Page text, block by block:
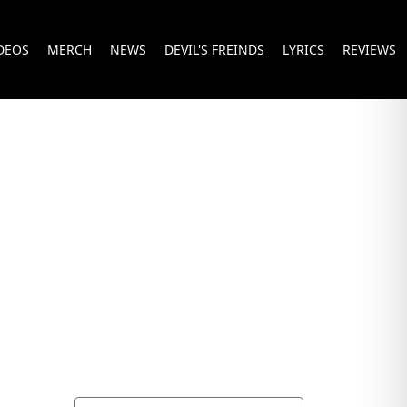
MERCH NEWS DEVIL'S FREINDS LYRICS REVIEWS